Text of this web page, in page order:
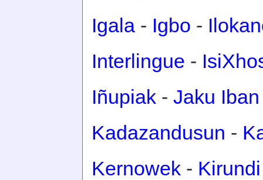
Igala - Igbo -
Interlingue -
Iñupiak - Jaku Iban
Kadazandusun -
Kernowek - Kirundi